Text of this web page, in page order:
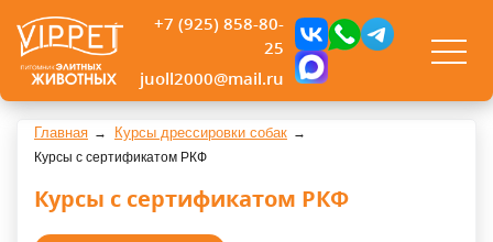
+7 (925) 858-80-
25
juoll2000@mail.ru
Главная Курсы дрессировки собак
Курсы с сертификатом РКФ
Курсы с сертификатом РКФ